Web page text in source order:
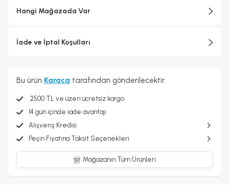
Hangi Mağazada Var
İade ve İptal Koşulları
Bu ürün Karaca tarafından gönderilecektir.
2500 TL ve üzeri ücretsiz kargo
14 gün içinde iade avantajı
Alışveriş Kredisi
Peşin Fiyatına Taksit Seçenekleri
Mağazanın Tüm Ürünleri